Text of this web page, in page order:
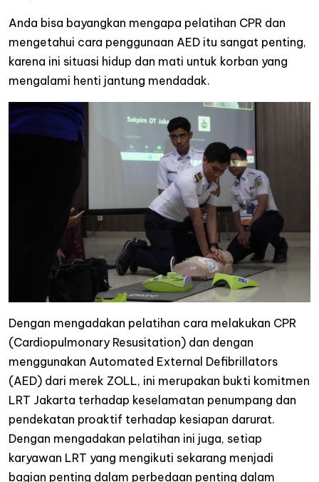
Anda bisa bayangkan mengapa pelatihan CPR dan
mengetahui cara penggunaan AED itu sangat penting,
karena ini situasi hidup dan mati untuk korban yang
mengalami henti jantung mendadak.
Dengan mengadakan pelatihan cara melakukan CPR
(Cardiopulmonary Resusitation) dan dengan
menggunakan Automated External Defibrillators
(AED) dari merek ZOLL, ini merupakan bukti komitmen
LRT Jakarta terhadap keselamatan penumpang dan
pendekatan proaktif terhadap kesiapan darurat.
Dengan mengadakan pelatihan ini juga, setiap
karyawan LRT yang mengikuti sekarang menjadi
bagian penting dalam perbedaan penting dalam